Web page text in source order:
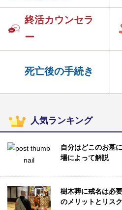
終活カウンセラ
ー
死亡後の手続き
人気ランキング
自分はどこのお墓
場によって解説
樹木葬に戒名は必
のメリットとリス